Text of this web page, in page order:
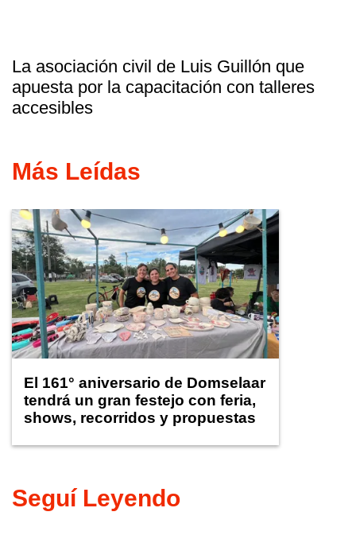
La asociación civil de Luis Guillón que
apuesta por la capacitación con talleres
accesibles
Más Leídas
El 161° aniversario de Domselaar
tendrá un gran festejo con feria,
shows, recorridos y propuestas
Seguí Leyendo